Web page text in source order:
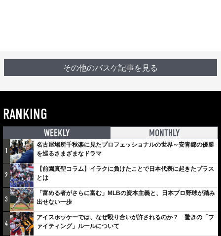
その他のバスケ記事を見る
RANKING
WEEKLY MONTHLY
1
名古屋場所千秋楽に見たプロフェッショナルの世界～安青錦の優勝
を巡るさまざまなドラマ
2
【前園真聖コラム】イラクに負けたことで日本代表に起きたプラス
とは
3
「富める者がさらに富む」MLBの資本主義と、日本プロ野球が踏み
出せない一歩
4
アイスホッケーでは、なぜ殴り合いが許されるのか？ 驚きの「フ
ァイティング」ルールについて